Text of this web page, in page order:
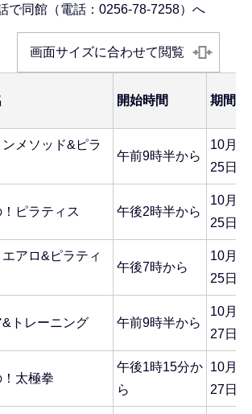
同館（電話：0256-78-7258）へ
画面サイズに合わせて閲覧
開始時間 期間
メソッド&ピラ
午前9時半から
10月
25日
ピラティス 午後2時半から
10月
25日
アロ&ピラティ
午後7時から
10月
25日
トレーニング 午前9時半から
10月
27日
太極拳
午後1時15分か
ら
10月
27日